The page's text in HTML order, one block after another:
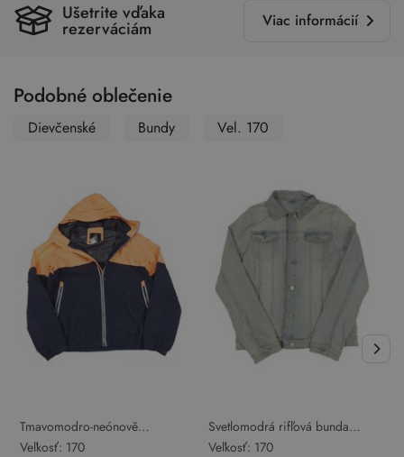
Ušetrite vďaka
rezerváciám Viac informácií
Podobné oblečenie
Dievčenské Bundy Vel. 170
Tmavomodro-neónově
lososová šušťáková funkčná
Veľkosť: 170
Svetlomodrá rifľová bunda
Crafted vel. 176
Veľkosť: 170